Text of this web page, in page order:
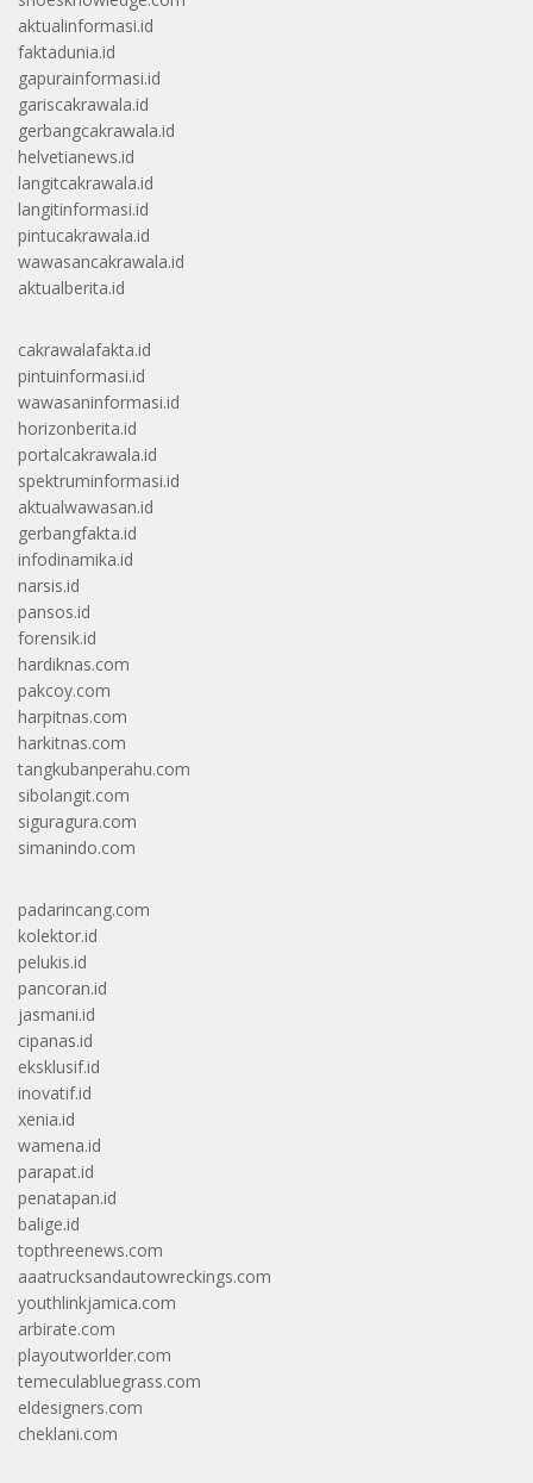
aktualinformasi.id
faktadunia.id
gapurainformasi.id
gariscakrawala.id
gerbangcakrawala.id
helvetianews.id
langitcakrawala.id
langitinformasi.id
pintucakrawala.id
wawasancakrawala.id
aktualberita.id
cakrawalafakta.id
pintuinformasi.id
wawasaninformasi.id
horizonberita.id
portalcakrawala.id
spektruminformasi.id
aktualwawasan.id
gerbangfakta.id
infodinamika.id
narsis.id
pansos.id
forensik.id
hardiknas.com
pakcoy.com
harpitnas.com
harkitnas.com
tangkubanperahu.com
sibolangit.com
siguragura.com
simanindo.com
padarincang.com
kolektor.id
pelukis.id
pancoran.id
jasmani.id
cipanas.id
eksklusif.id
inovatif.id
xenia.id
wamena.id
parapat.id
penatapan.id
balige.id
topthreenews.com
aaatrucksandautowreckings.com
youthlinkjamica.com
arbirate.com
playoutworlder.com
temeculabluegrass.com
eldesigners.com
cheklani.com